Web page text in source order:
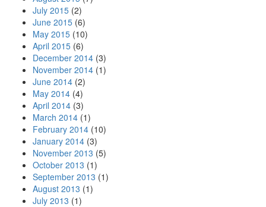
July 2015 (2)
June 2015 (6)
May 2015 (10)
April 2015 (6)
December 2014 (3)
November 2014 (1)
June 2014 (2)
May 2014 (4)
April 2014 (3)
March 2014 (1)
February 2014 (10)
January 2014 (3)
November 2013 (5)
October 2013 (1)
September 2013 (1)
August 2013 (1)
July 2013 (1)